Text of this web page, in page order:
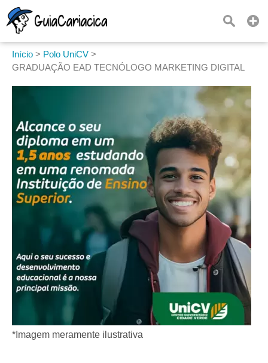
Início > Polo UniCV >
GRADUAÇÃO EAD TECNÓLOGO MARKETING DIGITAL
*Imagem meramente ilustrativa